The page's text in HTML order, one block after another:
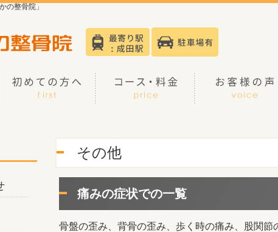
の整骨院」
その他
痛みの症状での一覧
骨盤の歪み、背骨の歪み、歩く時の痛み、股関節